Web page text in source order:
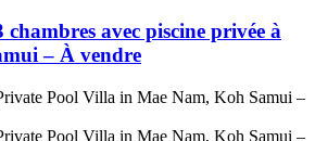
avec piscine privée à
– À vendre